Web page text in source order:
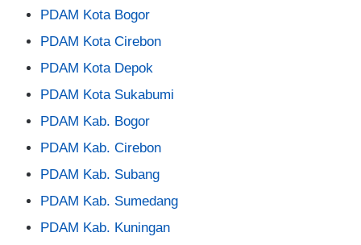
PDAM Kota Bogor
PDAM Kota Cirebon
PDAM Kota Depok
PDAM Kota Sukabumi
PDAM Kab. Bogor
PDAM Kab. Cirebon
PDAM Kab. Subang
PDAM Kab. Sumedang
PDAM Kab. Kuningan